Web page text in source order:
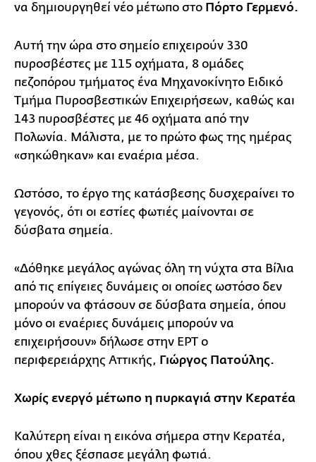
να δημιουργηθεί νέο μέτωπο στο Πόρτο Γερμενό.
Αυτή την ώρα στο σημείο επιχειρούν 330
πυροσβέστες με 115 οχήματα, 8 ομάδες
πεζοπόρου τμήματος ένα Μηχανοκίνητο Ειδικό
Τμήμα Πυροσβεστικών Επιχειρήσεων, καθώς και
143 πυροσβέστες με 46 οχήματα από την
Πολωνία. Μάλιστα, με το πρώτο φως της ημέρας
«σηκώθηκαν» και εναέρια μέσα.
Ωστόσο, το έργο της κατάσβεσης δυσχεραίνει το
γεγονός, ότι οι εστίες φωτιές μαίνονται σε
δύσβατα σημεία.
«Δόθηκε μεγάλος αγώνας όλη τη νύχτα στα Βίλια
από τις επίγειες δυνάμεις οι οποίες ωστόσο δεν
μπορούν να φτάσουν σε δύσβατα σημεία, όπου
μόνο οι εναέριες δυνάμεις μπορούν να
επιχειρήσουν» δήλωσε στην ΕΡΤ ο
περιφερειάρχης Αττικής, Γιώργος Πατούλης.
Χωρίς ενεργό μέτωπο η πυρκαγιά στην Κερατέα
Καλύτερη είναι η εικόνα σήμερα στην Κερατέα,
όπου χθες ξέσπασε μεγάλη φωτιά.